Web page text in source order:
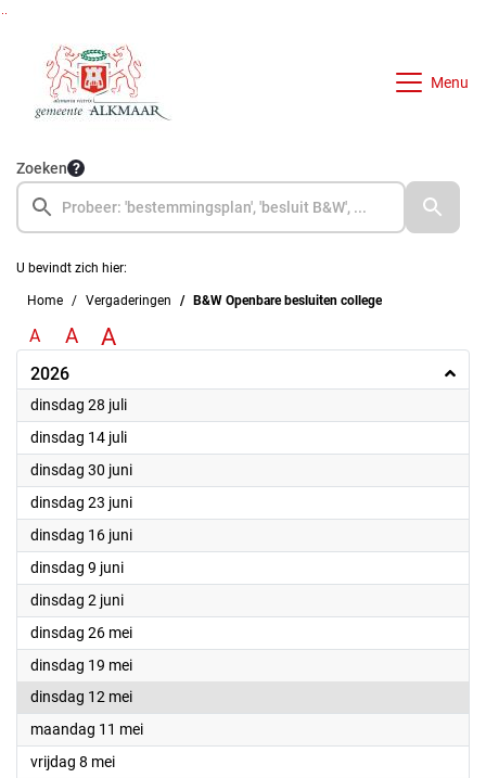
Menu
Zoeken
U bevindt zich hier:
Home Vergaderingen B&W Openbare besluiten college
A A A
2026
dinsdag 28 juli2026
dinsdag 14 juli2026
dinsdag 30 juni2026
dinsdag 23 juni2026
dinsdag 16 juni2026
dinsdag 9 juni2026
dinsdag 2 juni2026
dinsdag 26 mei2026
dinsdag 19 mei2026
dinsdag 12 mei2026
maandag 11 mei2026
vrijdag 8 mei2026